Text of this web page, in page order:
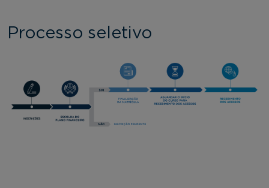
Processo seletivo